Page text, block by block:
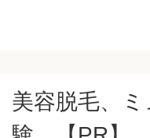
美容脱毛、